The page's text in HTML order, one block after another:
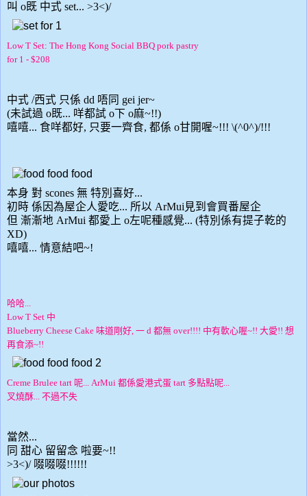
叫 o既 中式 set... >3<)/
Low T Set: The Hong Kong Social BBQ pork pastry
for 1 - $208
中式 /西式 只係 dd 唔同 gei jer~
(未試過 o既... 咩都試 o下 o麻~!!)
嘻嘻... 食咩都好, 只要一齊食, 都係 o甘開喔~!!! \(^0^)/!!!
本身 對 scones 無 特別喜好...
初時 係因為屋企人愛吃... 所以 ArMui見到會買番屋企
但 漸漸地 ArMui 都愛上 o左呢種感覺... (特別係有提子乾的
XD)
嘻嘻... 情意結吧~!
哈哈...
Low T Set 中
Blueberry Cheese Cake 味道剛好, 一 d 都無 over!!!! 中有軟心喔~!! 大愛!! 想
再食添~!!
Creme Brulee tart 呢... ArMui 都係愛港式蛋 tart 多點點呢...
叉燒酥... 不過不失
當然...
同 甜心 留留念 啦要~!!
>3<)/ 啜啜啜!!!!!!